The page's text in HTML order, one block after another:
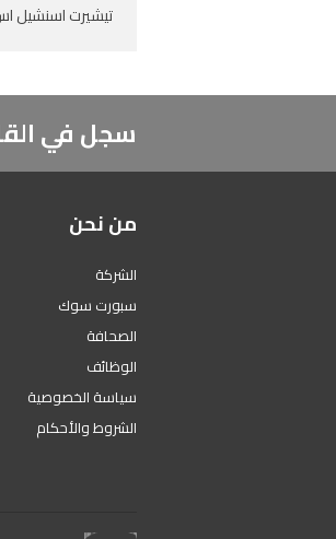
تيشيرت اسنشيل اس اس17
سجل في
من نحن
الشركة
سبورت سوك
الصحافة
الوظائف
سياسة الخصوصية
الشروط والأحكام